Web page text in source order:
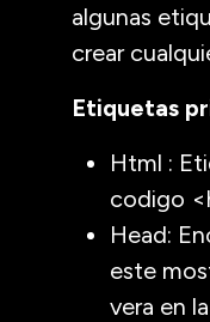
algunas
crear
Etiquetas
Html :
codigo
Head:
este
vera en